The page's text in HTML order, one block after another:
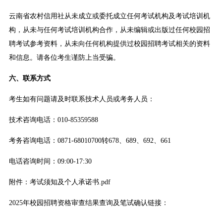
云南省农村信用社从未成立或委托成立任何考试机构及考试培训机
构，从未与任何考试培训机构合作，从未编辑或出版过任何校园招
聘考试参考资料，从未向任何机构提供过校园招聘考试相关的资料
和信息。请各位考生谨防上当受骗。
六、联系方式
考生如有问题请及时联系技术人员或考务人员：
技术咨询电话：010-85359588
考务咨询电话：0871-68010700转678、689、692、661
电话咨询时间：09:00-17:30
附件：考试须知及个人承诺书.pdf
2025年校园招聘资格审查结果查询及笔试确认链接：